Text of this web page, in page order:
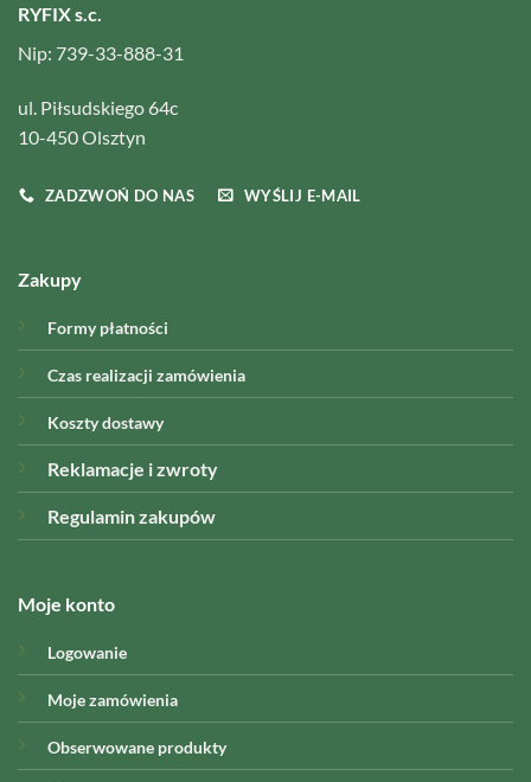
RYFIX s.c.
Nip: 739-33-888-31
ul. Piłsudskiego 64c
10-450 Olsztyn
ZADZWOŃ DO NAS WYŚLIJ E-MAIL
Zakupy
Formy płatności
Czas realizacji zamówienia
Koszty dostawy
Reklamacje i zwroty
Regulamin zakupów
Moje konto
Logowanie
Moje zamówienia
Obserwowane produkty